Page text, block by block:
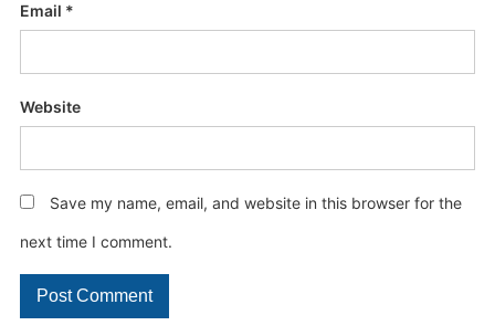
Email *
Website
Save my name, email, and website in this browser for the
next time I comment.